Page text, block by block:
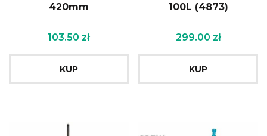
420mm
103.50 zł
KUP
100L (4873)
299.00 zł
KUP